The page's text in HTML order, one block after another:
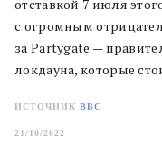
отставкой 7 июля
с огромным
за Partygate —
локдауна, которые
ИСТОЧНИК BBC
21/10/2022